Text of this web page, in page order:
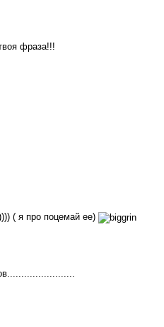
фраза!!!
( я про поцемай ее)